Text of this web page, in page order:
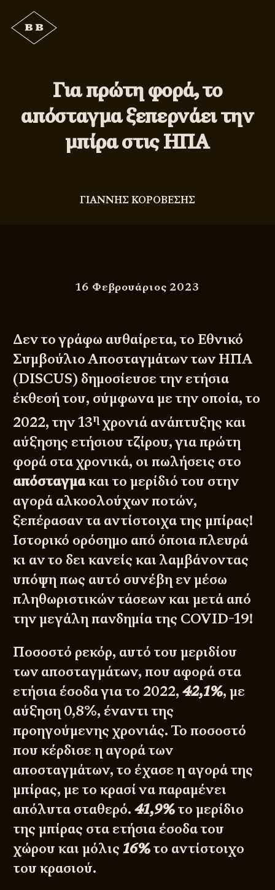
Για πρώτη φορά, το
απόσταγμα ξεπερνάει την
μπίρα στις ΗΠΑ
ΓΙΑΝΝΗΣ ΚΟΡΟΒΕΣΗΣ
16 Φεβρουάριος 2023
Δεν το γράφω αυθαίρετα, το Εθνικό
Συμβούλιο Αποσταγμάτων των ΗΠΑ
(DISCUS) δημοσίευσε την ετήσια
έκθεσή του, σύμφωνα με την οποία, το
2022, την 13ηχρονιά ανάπτυξης και
αύξησης ετήσιου τζίρου, για πρώτη
φορά στα χρονικά, οι πωλήσεις στο
απόσταγμακαι το μερίδιό του στην
αγορά αλκοολούχων ποτών,
ξεπέρασαν τα αντίστοιχα της μπίρας!
Ιστορικό ορόσημο από όποια πλευρά
κι αν το δει κανείς και λαμβάνοντας
υπόψη πως αυτό συνέβη εν μέσω
πληθωριστικών τάσεων και μετά από
την μεγάλη πανδημία της COVID-19!
Ποσοστό ρεκόρ, αυτό του μεριδίου
των αποσταγμάτων, που αφορά στα
ετήσια έσοδα για το 2022,42,1%, με
αύξηση 0,8%, έναντι της
προηγούμενης χρονιάς. Το ποσοστό
που κέρδισε η αγορά των
αποσταγμάτων, το έχασε η αγορά της
μπίρας, με το κρασί να παραμένει
απόλυτα σταθερό.41,9%το μερίδιο
της μπίρας στα ετήσια έσοδα του
χώρου και μόλις 16%το αντίστοιχο
του κρασιού.